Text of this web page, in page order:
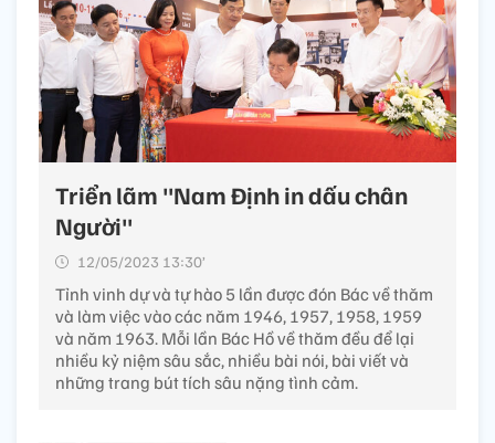
Triển lãm "Nam Định in dấu chân
Người"
12/05/2023 13:30’
Tỉnh vinh dự và tự hào 5 lần được đón Bác về thăm
và làm việc vào các năm 1946, 1957, 1958, 1959
và năm 1963. Mỗi lần Bác Hồ về thăm đều để lại
nhiều kỷ niệm sâu sắc, nhiều bài nói, bài viết và
những trang bút tích sâu nặng tình cảm.